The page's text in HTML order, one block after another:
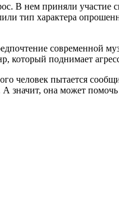
В нем приняли участие
тип характера
современной
который поднимает
человек пытается
значит, она может